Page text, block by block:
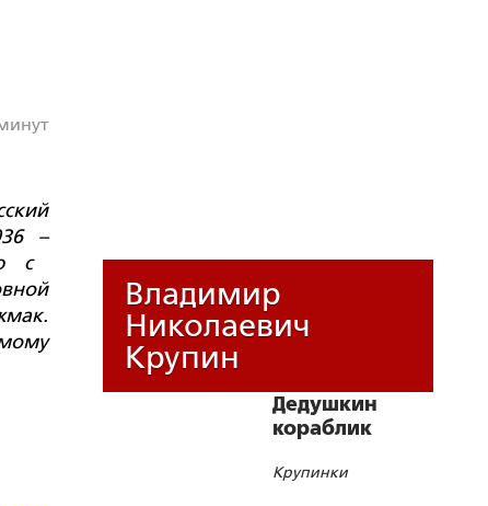
–
с
Владимир
Николаевич
Крупин
Дедушкин
кораблик
Крупинки